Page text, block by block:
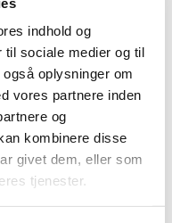
indhold og
til sociale medier og til
oplysninger om
vores partnere inden
og
kombinere disse
givet dem, eller som
tjenester.
om
bekendtgørelse nr.
stoffer er…
for